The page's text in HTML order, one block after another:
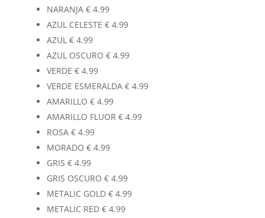
NARANJA €4.99
AZUL CELESTE €4.99
AZUL €4.99
AZUL OSCURO €4.99
VERDE €4.99
VERDE ESMERALDA €4.99
AMARILLO €4.99
AMARILLO FLUOR €4.99
ROSA €4.99
MORADO €4.99
GRIS €4.99
GRIS OSCURO €4.99
METALIC GOLD €4.99
METALIC RED €4.99